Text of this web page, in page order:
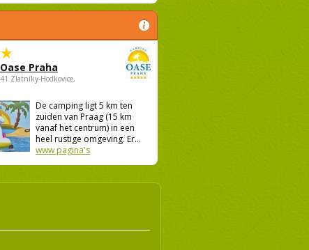
Praha
Zlatníky-Hodkovice,
De camping ligt 5 km ten
zuiden van Praag (15 km
vanaf het centrum) in een
heel rustige omgeving. Er...
www pagina's